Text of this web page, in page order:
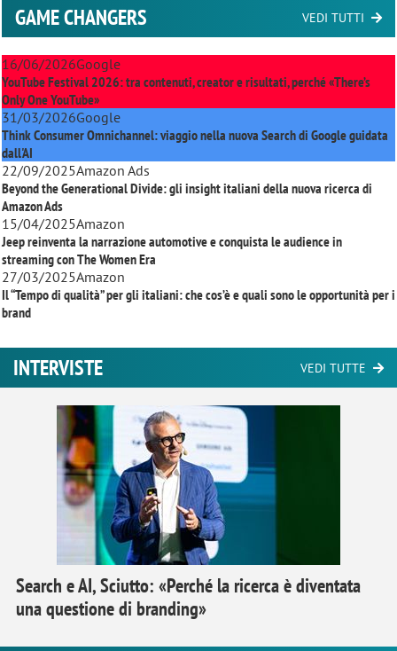
GAME CHANGERS VEDI TUTTI
16/06/2026Google
YouTube Festival 2026: tra contenuti, creator e risultati, perché «There’s
Only One YouTube»
31/03/2026Google
Think Consumer Omnichannel: viaggio nella nuova Search di Google guidata
dall'AI
22/09/2025Amazon Ads
Beyond the Generational Divide: gli insight italiani della nuova ricerca di
Amazon Ads
15/04/2025Amazon
Jeep reinventa la narrazione automotive e conquista le audience in
streaming conThe Women Era
27/03/2025Amazon
Il “Tempo di qualità” per gli italiani: che cos’è e quali sono le opportunità per i
brand
INTERVISTE VEDI TUTTE
Search e AI, Sciutto: «Perché la ricerca è diventata
una questione di branding»